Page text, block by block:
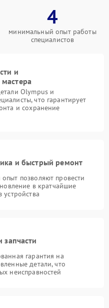
4
минимальный опыт работы
специалистов
и
Olympus и
что гарантирует
и сохранение
и быстрый ремонт
позволяют провести
в кратчайшие
запчасти
гарантия на
детали, что
неисправностей